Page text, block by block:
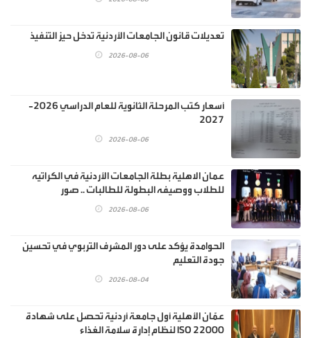
تعديلات قانون الجامعات الأردنية تدخل حيز التنفيذ
2026-08-06
أسعار كتب المرحلة الثانوية للعام الدراسي 2026-
2027
2026-08-06
عمان الاهلية بطلة الجامعات الأردنية في الكراتيه
للطلاب ووصيفه البطولة للطالبات .. صور
2026-08-06
الحوامدة يؤكد على دور المشرف التربوي في تحسين
جودة التعليم
2026-08-04
عمّان الأهلية أول جامعة أردنية تحصل على شهادة
ISO 22000 لنظام إدارة سلامة الغذاء